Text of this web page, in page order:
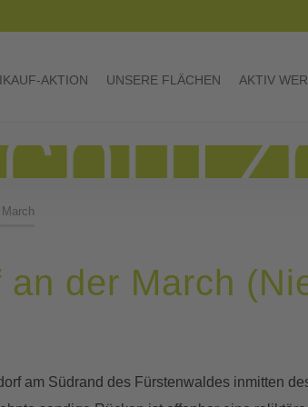
AKTION UNSERE FLÄCHEN AKTIV
der March
am Südrand des Fürstenwaldes inmitten